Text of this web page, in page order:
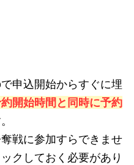
申込開始からすぐに埋
開始時間と同時に予約
戦に参加すらできませ
クしておく必要があり